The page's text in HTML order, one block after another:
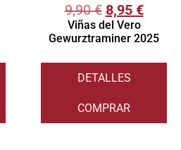
9,90€ 8,95 €
Viñas del Vero
Gewurztraminer 2025
DETALLES
COMPRAR